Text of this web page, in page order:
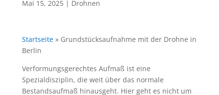
Mai 15, 2025| Drohnen
Startseite» Grundstücksaufnahme mit der Drohne in
Berlin
Verformungsgerechtes Aufmaß ist eine
Spezialdisziplin, die weit über das normale
Bestandsaufmaß hinausgeht. Hier geht es nicht um